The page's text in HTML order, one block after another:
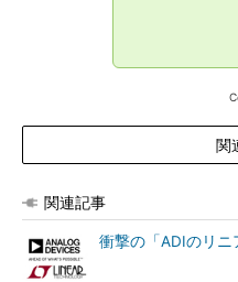
関
関連記事
衝撃の「ADIのリニ